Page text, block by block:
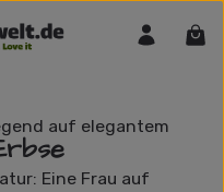
Eine Frau auf